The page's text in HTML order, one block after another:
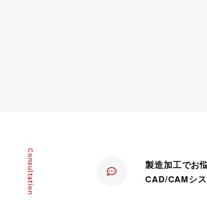
製造加工でお
CAD/CAMシ